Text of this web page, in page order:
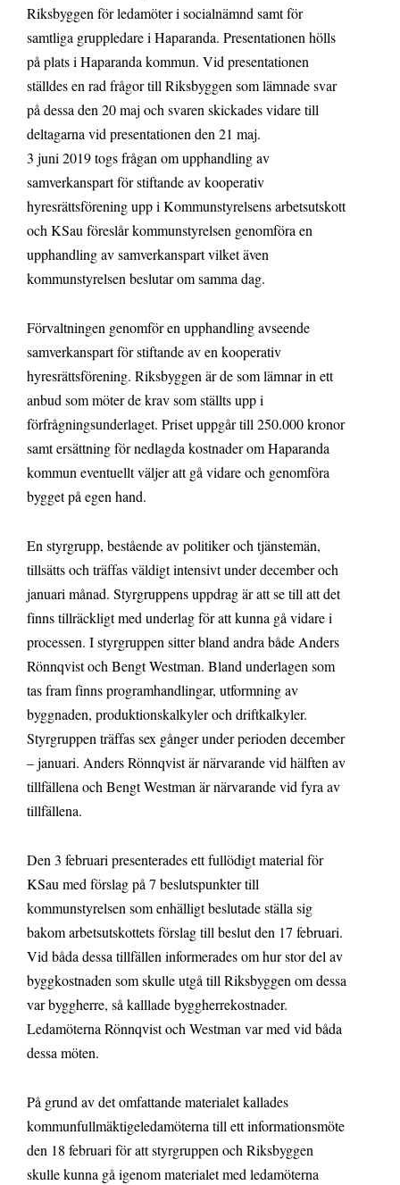
Riksbyggen för ledamöter i socialnämnd samt för
samtliga gruppledare i Haparanda. Presentationen hölls
på plats i Haparanda kommun. Vid presentationen
ställdes en rad frågor till Riksbyggen som lämnade svar
på dessa den 20 maj och svaren skickades vidare till
deltagarna vid presentationen den 21 maj.
3 juni 2019 togs frågan om upphandling av
samverkanspart för stiftande av kooperativ
hyresrättsförening upp i Kommunstyrelsens arbetsutskott
och KSau föreslår kommunstyrelsen genomföra en
upphandling av samverkanspart vilket även
kommunstyrelsen beslutar om samma dag.
Förvaltningen genomför en upphandling avseende
samverkanspart för stiftande av en kooperativ
hyresrättsförening. Riksbyggen är de som lämnar in ett
anbud som möter de krav som ställts upp i
förfrågningsunderlaget. Priset uppgår till 250.000 kronor
samt ersättning för nedlagda kostnader om Haparanda
kommun eventuellt väljer att gå vidare och genomföra
bygget på egen hand.
En styrgrupp, bestående av politiker och tjänstemän,
tillsätts och träffas väldigt intensivt under december och
januari månad. Styrgruppens uppdrag är att se till att det
finns tillräckligt med underlag för att kunna gå vidare i
processen. I styrgruppen sitter bland andra både Anders
Rönnqvist och Bengt Westman. Bland underlagen som
tas fram finns programhandlingar, utformning av
byggnaden, produktionskalkyler och driftkalkyler.
Styrgruppen träffas sex gånger under perioden december
– januari. Anders Rönnqvist är närvarande vid hälften av
tillfällena och Bengt Westman är närvarande vid fyra av
tillfällena.
Den 3 februari presenterades ett fullödigt material för
KSau med förslag på 7 beslutspunkter till
kommunstyrelsen som enhälligt beslutade ställa sig
bakom arbetsutskottets förslag till beslut den 17 februari.
Vid båda dessa tillfällen informerades om hur stor del av
byggkostnaden som skulle utgå till Riksbyggen om dessa
var byggherre, så kalllade byggherrekostnader.
Ledamöterna Rönnqvist och Westman var med vid båda
dessa möten.
På grund av det omfattande materialet kallades
kommunfullmäktigeledamöterna till ett informationsmöte
den 18 februari för att styrgruppen och Riksbyggen
skulle kunna gå igenom materialet med ledamöterna